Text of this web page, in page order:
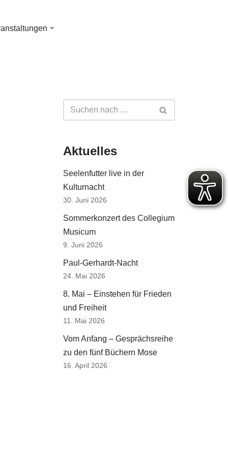
Aktuelles
Seelenfutter live in der
Kulturnacht
30. Juni 2026
Sommerkonzert des Collegium
Musicum
9. Juni 2026
Paul-Gerhardt-Nacht
24. Mai 2026
8. Mai – Einstehen für Frieden
und Freiheit
11. Mai 2026
Vom Anfang – Gesprächsreihe
zu den fünf Büchern Mose
16. April 2026